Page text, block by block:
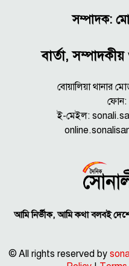
সম্পাদক:
বার্তা,
বোয়ালিয়া থানার
ই-মেইল:
আমি নির্ভীক, আমি কথা বলবই
© All rights reserved by